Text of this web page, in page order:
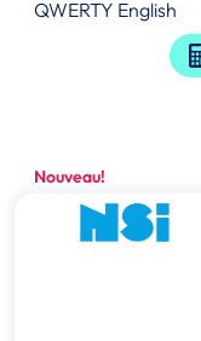
QWERTY English
Nouveau!